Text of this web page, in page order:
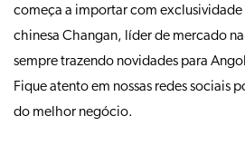
começa a importar com exclusividade
chinesa Changan, líder de mercado
sempre trazendo novidades para
Fique atento em nossas redes sociais
do melhor negócio.